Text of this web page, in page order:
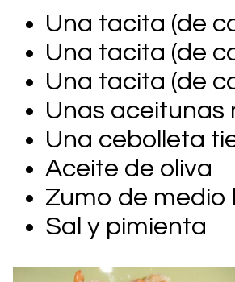
Una tacita (de
Una tacita (de
Una tacita (de
Unas aceitunas
Una cebolleta
Aceite de oliva
Zumo de medio
Sal y pimienta